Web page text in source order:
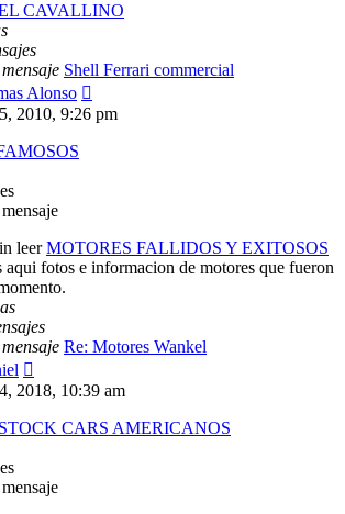
CAVALLINO
Shell Ferrari commercial
Alonso
último
mensaje
2010, 9:26 pm
MOTORES FALLIDOS Y EXITOSOS
aqui fotos e informacion de motores que fueron
Re: Motores Wankel
último
2018, 10:39 am
CARS AMERICANOS